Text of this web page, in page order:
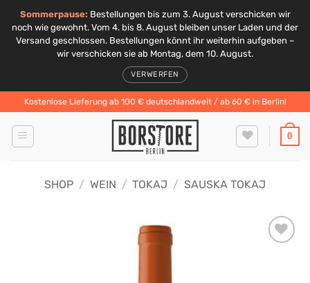
Sommerpause: Bestellungen bis zum 3. August verschicken wir
noch wie gewohnt. Vom 4. bis 8. August bleiben unser Laden und der
Versand geschlossen. Bestellungen könnt ihr weiterhin aufgeben –
wir verschicken sie ab Montag, dem 10. August.
VERWERFEN
Inhalt
springen
Kostenlose Lieferung ab 100 € deutschlandweit / ab 60 € in Berlin!
0
SHOP / WEIN / TOKAJ / SAUSKA TOKAJ